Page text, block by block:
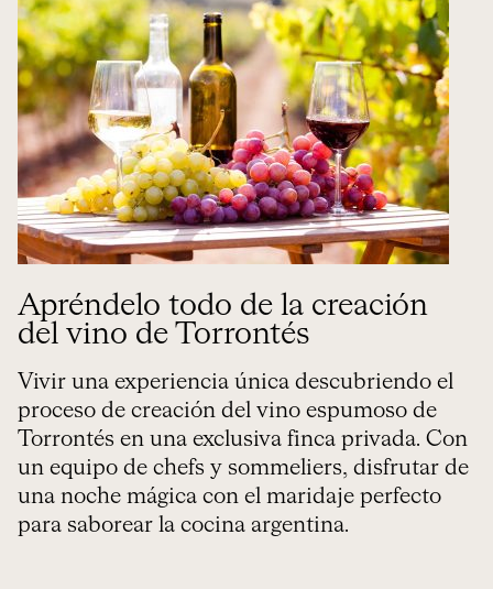
Apréndelo todo de la creación
del vino de Torrontés
Vivir una experiencia única descubriendo el
proceso de creación del vino espumoso de
Torrontés en una exclusiva finca privada. Con
un equipo de chefs y sommeliers, disfrutar de
una noche mágica con el maridaje perfecto
para saborear la cocina argentina.